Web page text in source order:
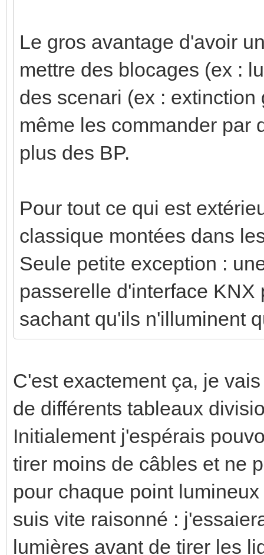
Le gros avantage d'avoir
mettre des blocages (ex :
des scenari (ex :
même les commander par
plus des BP.
Pour tout ce qui est
classique montées dans
Seule petite exception :
passerelle d'interface
sachant qu'ils n'illuminent
C'est exactement ça, je
de différents tableaux
Initialement j'espérais
tirer moins de câbles et ne
pour chaque point
suis vite raisonné :
lumières avant de tirer les